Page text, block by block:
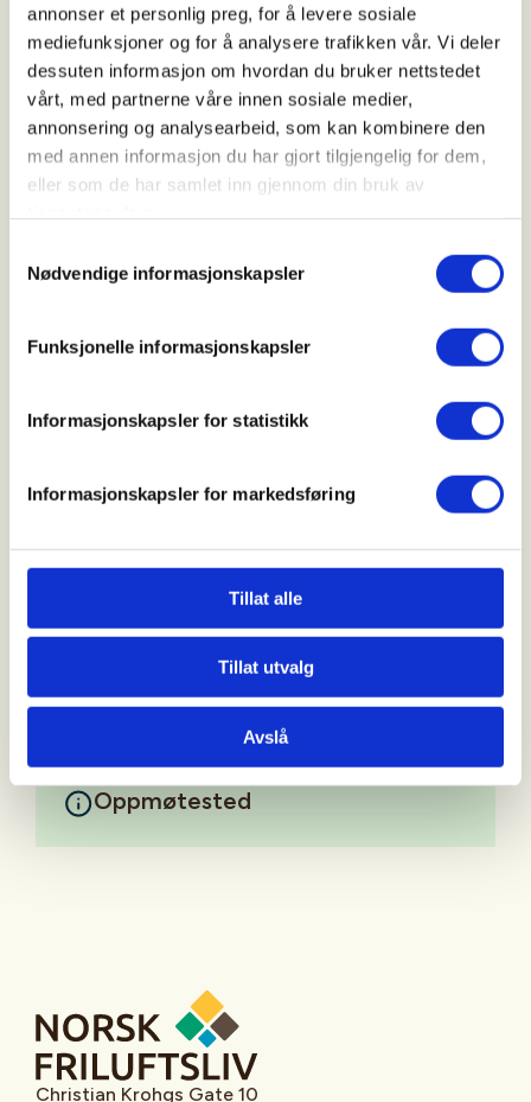
annonser et personlig preg, for å levere sosiale
mediefunksjoner og for å analysere trafikken vår. Vi deler
dessuten informasjon om hvordan du bruker nettstedet
vårt, med partnerne våre innen sosiale medier,
annonsering og analysearbeid, som kan kombinere den
med annen informasjon du har gjort tilgjengelig for dem,
eller som de har samlet inn gjennom din bruk av
Nødvendige informasjonskapsler
Funksjonelle informasjonskapsler
Informasjonskapsler for statistikk
Informasjonskapsler for markedsføring
Tillat alle
Tillat utvalg
Avslå
Tid
09. Sep 2026
Kl. 18.00 - 21.00
Arrangør
Gratis for alle juniorer opp til år på våre skytebaner
Gjelder Elgbanen og Leirduebanen.
Mer informasjon
Oppmøtested
Christian Krohgs Gate 10